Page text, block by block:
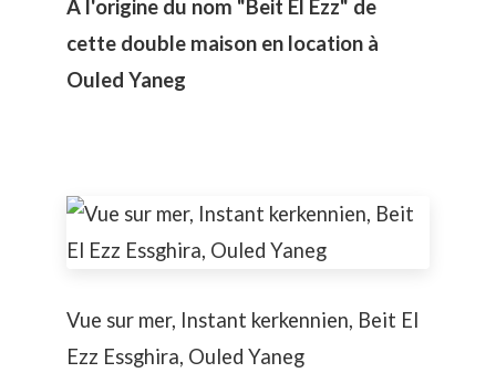
A l'origine du nom "Beit El Ezz" de
cette double maison en location à
Ouled Yaneg
Vue sur mer, Instant kerkennien, Beit El
Ezz Essghira, Ouled Yaneg